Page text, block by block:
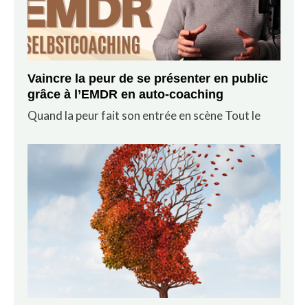
Vaincre la peur de se présenter en public
grâce à l’EMDR en auto-coaching
Quand la peur fait son entrée en scène Tout le